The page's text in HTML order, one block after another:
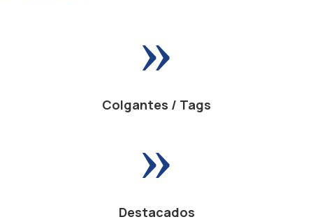
»
Colgantes / Tags
»
Destacados